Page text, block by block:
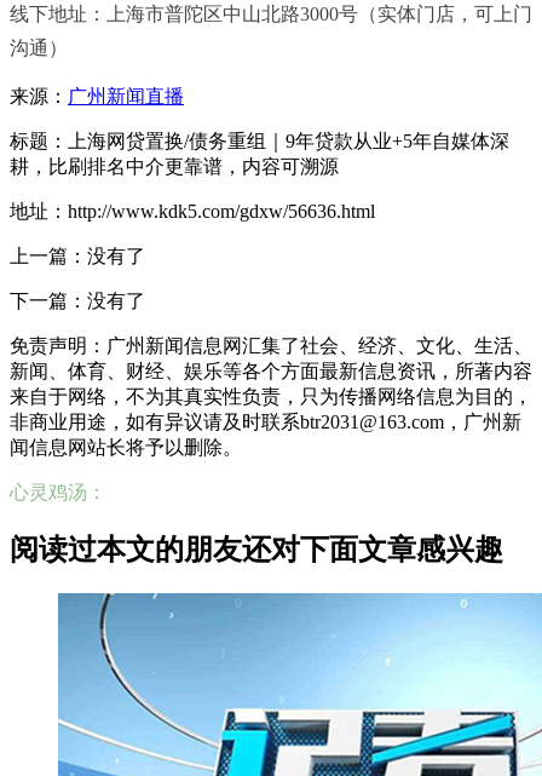
线下地址：上海市普陀区中山北路3000号（实体门店，可上门
沟通）
来源： 广州新闻直播
标题：上海网贷置换/债务重组｜9年贷款从业+5年自媒体深
耕，比刷排名中介更靠谱，内容可溯源
地址：http://www.kdk5.com/gdxw/56636.html
上一篇：没有了
下一篇：没有了
免责声明：广州新闻信息网汇集了社会、经济、文化、生活、
新闻、体育、财经、娱乐等各个方面最新信息资讯，所著内容
来自于网络，不为其真实性负责，只为传播网络信息为目的，
非商业用途，如有异议请及时联系btr2031@163.com，广州新
闻信息网站长将予以删除。
心灵鸡汤：
阅读过本文的朋友还对下面文章感兴趣